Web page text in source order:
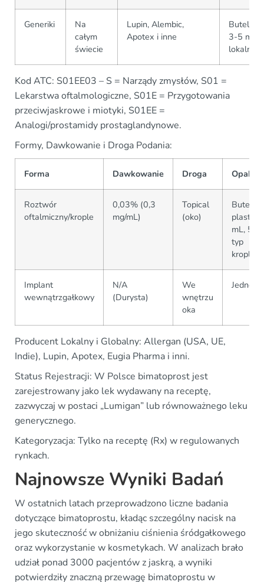
Generiki
Na
całym
świecie
Lupin, Alembic,
Apotex i inne
Butelki
3-5 mL
lokalne
Kod ATC: S01EE03 – S = Narządy zmysłów, S01 =
Lekarstwa oftalmologiczne, S01E = Przygotowania
przeciwjaskrowe i miotyki, S01EE =
Analogi/prostamidy prostaglandynowe.
Formy, Dawkowanie i Droga Podania:
Forma Dawkowanie Droga
Roztwór
oftalmiczny/krople
0,03% (0,3
mg/mL)
Topical
(oko)
Butelka
mL, 5
typ
Implant
wewnątrzgałkowy
N/A
(Durysta)
We
wnętrzu
oka
Producent Lokalny i Globalny: Allergan (USA, UE,
Indie), Lupin, Apotex, Eugia Pharma i inni.
Status Rejestracji: W Polsce bimatoprost jest
zarejestrowany jako lek wydawany na receptę,
zazwyczaj w postaci „Lumigan” lub równoważnego leku
generycznego.
Kategoryzacja: Tylko na receptę (Rx) w regulowanych
rynkach.
Najnowsze Wyniki Badań
W ostatnich latach przeprowadzono liczne badania
dotyczące bimatoprostu, kładąc szczególny nacisk na
jego skuteczność w obniżaniu ciśnienia śródgałkowego
oraz wykorzystanie w kosmetykach. W analizach brało
udział ponad 3000 pacjentów z jaskrą, a wyniki
potwierdziły znaczną przewagę bimatoprostu w